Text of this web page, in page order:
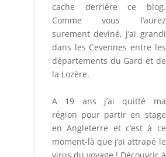
cache derrière ce blog.
Comme vous l’aurez
surement deviné, j’ai grandi
dans les Cevennes entre les
départements du Gard et de
la Lozère.
A 19 ans j’ai quitté ma
région pour partir en stage
en Angleterre et c’est à ce
moment-là que j’ai attrapé le